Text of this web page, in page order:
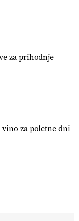
v uspešno
vse bolj iskana
odlična priložnost
za prihodnje
vino za poletne dni